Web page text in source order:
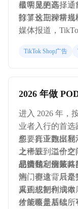
最常见的选择
槛明显更高，通
打算长期深耕当
除了这三种常
媒体报道，
投放这类日常
要看官方进一步
TikTok Shop广告
2026 年做
进入 2026 年，
业者入行的首
多。行业数据
之十五到二十
品类和定价策略
想要真正跑出
上稀缺、溢价
易赚钱，服装
热门赛道，只
想清楚利润账其
润，但这背后牵
采购或制作成本
才能覆盖后续所
真正想把利润做
价策略是基础，